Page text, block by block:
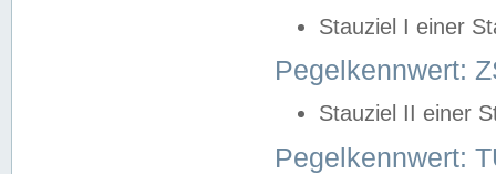
Stauziel I einer
Pegelkennwert:
Stauziel II einer
Pegelkennwert: